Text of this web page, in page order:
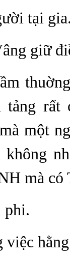
tại
giữ
tảng rất
một
mà có
phi.
việc